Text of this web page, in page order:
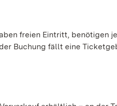
freien Eintritt, benötigen
Buchung fällt eine